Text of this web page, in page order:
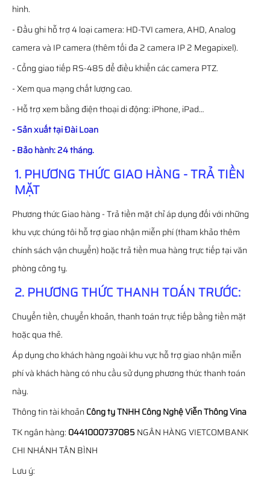
hình.
- Đầu ghi hỗ trợ 4 loại camera: HD-TVI camera, AHD, Analog
camera và IP camera (thêm tối đa 2 camera IP 2 Megapixel).
- Cổng giao tiếp RS-485 để điều khiển các camera PTZ.
- Xem qua mạng chất lượng cao.
- Hỗ trợ xem bằng điện thoại di động: iPhone, iPad…
- Sản xuất tại Đài Loan
- Bảo hành: 24 tháng.
1. PHƯƠNG THỨC GIAO HÀNG - TRẢ TIỀN
MẶT
Phương thức Giao hàng - Trả tiền mặt chỉ áp dụng đối với những
khu vực chúng tôi hỗ trợ giao nhận miễn phí (tham khảo thêm
chính sách vận chuyển) hoặc trả tiền mua hàng trực tiếp tại văn
phòng công ty.
2. PHƯƠNG THỨC THANH TOÁN TRƯỚC:
Chuyển tiền, chuyển khoản, thanh toán trực tiếp bằng tiền mặt
hoặc qua thẻ.
Áp dụng cho khách hàng ngoài khu vực hỗ trợ giao nhận miễn
phí và khách hàng có nhu cầu sử dụng phương thức thanh toán
này.
Thông tin tài khoảnCông ty TNHH Công Nghệ Viễn Thông Vina
TK ngân hàng: 0441000737085NGÂN HÀNG VIETCOMBANK
CHI NHÁNH TÂN BÌNH
Lưu ý: